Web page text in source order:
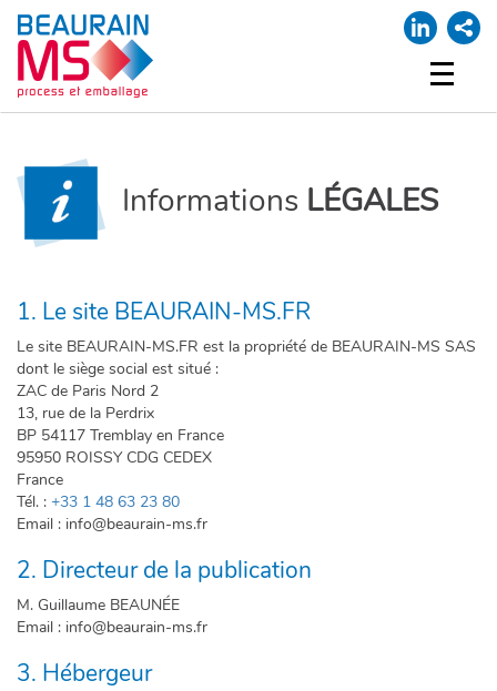
NOS MARQUES
Informations LÉGALES
1. Le site BEAURAIN-MS.FR
Le site BEAURAIN-MS.FR est la propriété de BEAURAIN-MS SAS
dont le siège social est situé :
ZAC de Paris Nord 2
13, rue de la Perdrix
BP 54117 Tremblay en France
95950 ROISSY CDG CEDEX
France
Tél. : +33 1 48 63 23 80
Email : info@beaurain-ms.fr
2. Directeur de la publication
M. Guillaume BEAUNÉE
Email : info@beaurain-ms.fr
3. Hébergeur